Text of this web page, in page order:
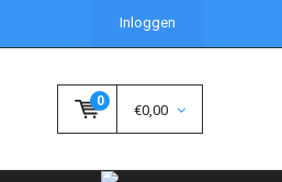
Inloggen
0
€0,00